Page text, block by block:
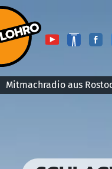
Mitmachradio aus